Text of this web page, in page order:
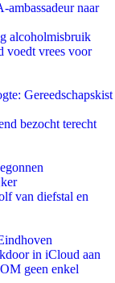
naar
alcoholmisbruik
voedt vrees voor
Gereedschapskist
bezocht terecht
van diefstal en
in iCloud aan
geen enkel